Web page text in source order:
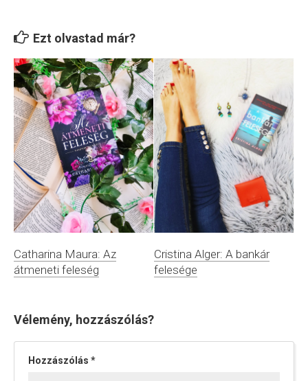
Ezt olvastad már?
Catharina Maura: Az
átmeneti feleség
Cristina Alger: A bankár
felesége
Vélemény, hozzászólás?
Hozzászólás *